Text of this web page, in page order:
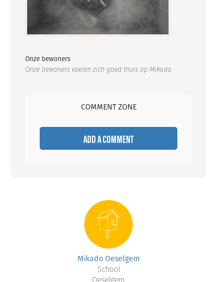
Onze bewoners
Onze bewoners voelen zich goed thuis op Mikado.
COMMENT ZONE
ADD A COMMENT
Mikado Oeselgem
School